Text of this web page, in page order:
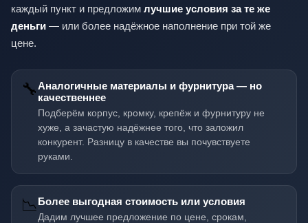
каждый пункт и предложим лучшие условия за те же
деньги — или более надёжное наполнение при той же
цене.
🔧Аналогичные материалы и фурнитура — но
качественнее
Подберём корпус, кромку, крепёж и фурнитуру не
хуже, а зачастую надёжнее того, что заложил
конкурент. Разницу в качестве вы почувствуете
руками.
📉Более выгодная стоимость или условия
Дадим лучшее предложение по цене, срокам,